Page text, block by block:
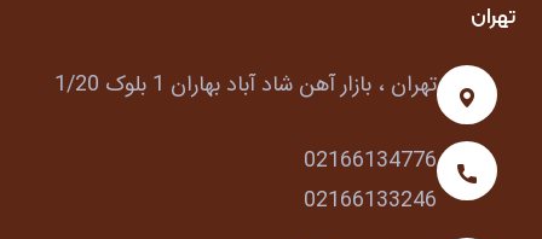
تهران
تهران ، بازار آهن شاد آباد بهاران 1 بلوک 1/20
02166134776
02166133246